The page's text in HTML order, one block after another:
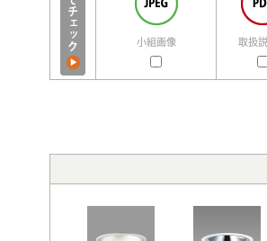
小組画像 取扱